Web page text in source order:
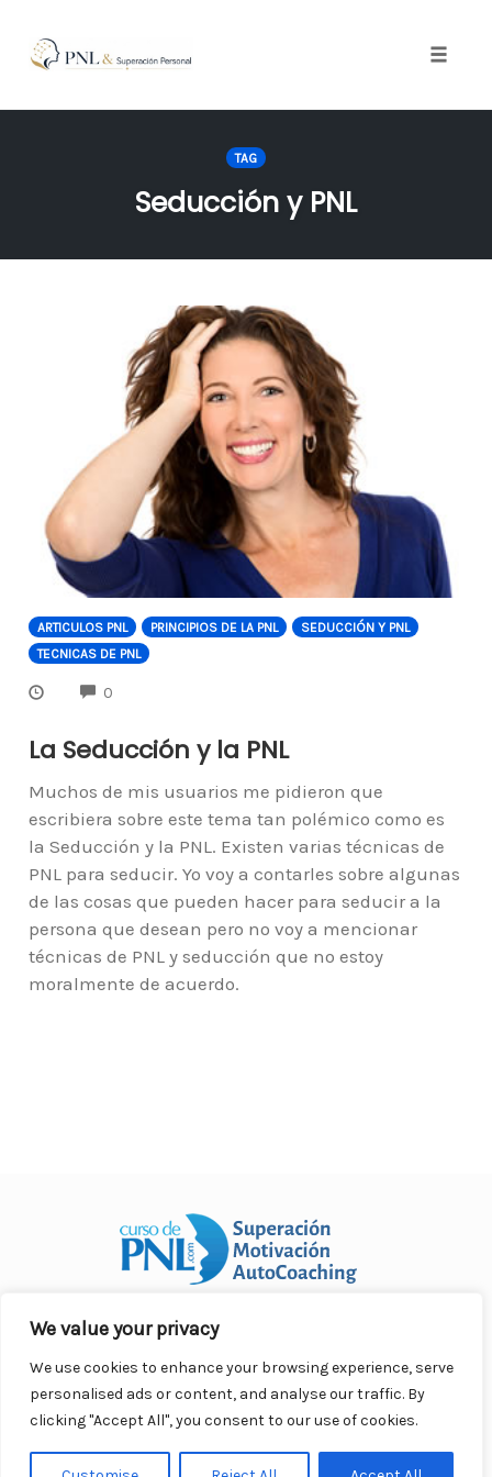
We value your privacy
We use cookies to enhance your browsing experience, serve
personalised ads or content, and analyse our traffic. By
clicking "Accept All", you consent to our use of cookies.
TAG
Seducción y PNL
ARTICULOS PNL PRINCIPIOS DE LA PNL
SEDUCCIÓN Y PNL
TECNICAS DE PNL
0
La Seducción y la PNL
Muchos de mis usuarios me pidieron que
escribiera sobre este tema tan polémico como es
la Seducción y la PNL. Existen varias técnicas de
PNL para seducir. Yo voy a contarles sobre algunas
de las cosas que pueden hacer para seducir a la
persona que desean pero no voy a mencionar
técnicas de PNL y seducción que no estoy
moralmente de acuerdo.
Curso Práctico de PNL a distancia
derechos reservados.
Contacto |
Privacidad | Términos Legales |
Antispam |
Responsabilidad